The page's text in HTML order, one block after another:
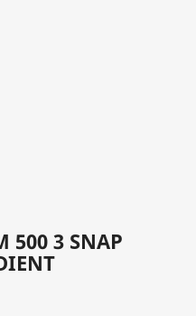
500 3 SNAP